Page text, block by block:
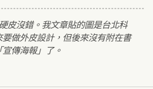
皮沒錯。我文章貼的圖是台北科
做外皮設計，但後來沒有附在書
傳海報」了。